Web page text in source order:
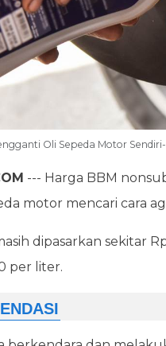
Oli Sepeda Motor
--- Harga BBM
motor mencari cara
dipasarkan sekitar
per liter.